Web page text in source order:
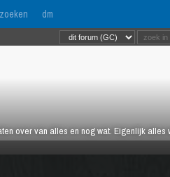
zoeken dm
over van alles en nog wat. Eigenlijk